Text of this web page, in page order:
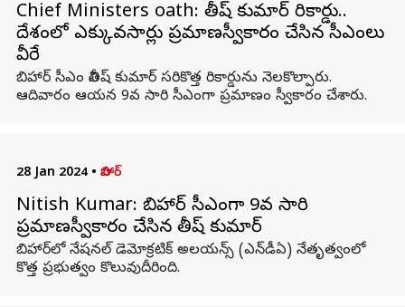
Chief Ministers oath: నితీష్ కుమార్ రికార్డు..
దేశంలో ఎక్కువసార్లు ప్రమాణస్వీకారం చేసిన సీఎంలు
వీరే
బిహార్ సీఎం నితీష్ కుమార్ సరికొత్త రికార్డును నెలకొల్పారు.
ఆదివారం ఆయన 9వ సారి సీఎంగా ప్రమాణం స్వీకారం చేశారు.
28 Jan 2024 • బిహార్
Nitish Kumar: బిహార్ సీఎంగా 9వ సారి
ప్రమాణస్వీకారం చేసిన నితీష్ కుమార్
బిహార్‌లో నేషనల్ డెమోక్రటిక్ అలయన్స్ (ఎన్‌డీఏ) నేతృత్వంలో
కొత్త ప్రభుత్వం కొలువుదీరింది.